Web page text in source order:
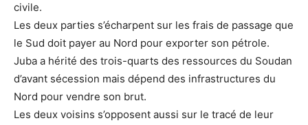
civile.
Les deux parties s’écharpent sur les frais de passage que
le Sud doit payer au Nord pour exporter son pétrole.
Juba a hérité des trois-quarts des ressources du Soudan
d’avant sécession mais dépend des infrastructures du
Nord pour vendre son brut.
Les deux voisins s’opposent aussi sur le tracé de leur